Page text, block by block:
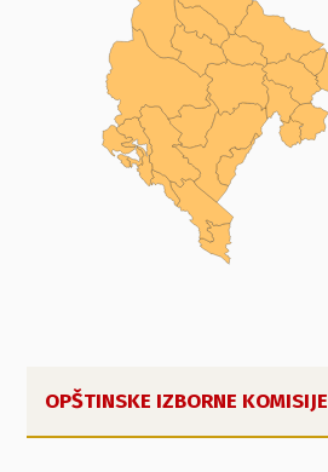
OPŠTINSKE IZBORNE KOMISIJE